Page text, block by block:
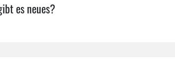
es neues?